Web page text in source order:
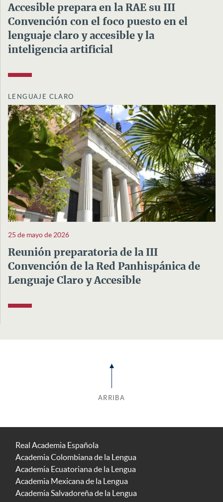
Accesible prepara en la RAE su III
Convención con el foco puesto en el
lenguaje claro y accesible y la
inteligencia artificial
LENGUAJE CLARO
25 de mayo de 2026
Reunión preparatoria de la III
Convención de la Red Panhispánica de
Lenguaje Claro y Accesible
ARRIBA
Real Academia Española
Academia Colombiana de la Lengua
Academia Ecuatoriana de la Lengua
Academia Mexicana de la Lengua
Academia Salvadoreña de la Lengua